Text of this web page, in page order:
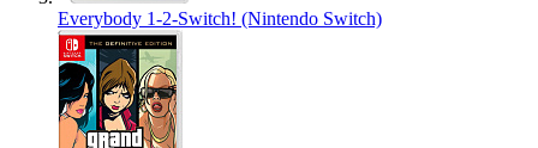
Everybody 1-2-Switch! (Nintendo Switch)